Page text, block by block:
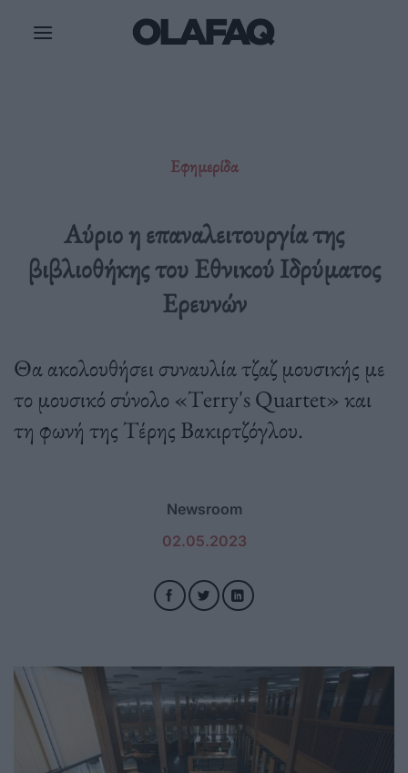
Εφημερίδα
Αύριο η επαναλειτουργία της
βιβλιοθήκης του Εθνικού Ιδρύματος
Ερευνών
Θα ακολουθήσει συναυλία τζαζ μουσικής με
το μουσικό σύνολο «Τerry's Quartet» και
τη φωνή της Τέρης Βακιρτζόγλου.
Newsroom
02.05.2023